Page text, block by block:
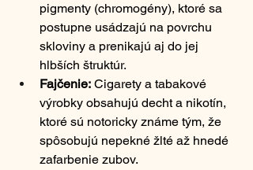
pigmenty (chromogény), ktoré sa
postupne usádzajú na povrchu
skloviny a prenikajú aj do jej
hlbších štruktúr.
Fajčenie: Cigarety a tabakové
výrobky obsahujú decht a nikotín,
ktoré sú notoricky známe tým, že
spôsobujú nepekné žlté až hnedé
zafarbenie zubov.